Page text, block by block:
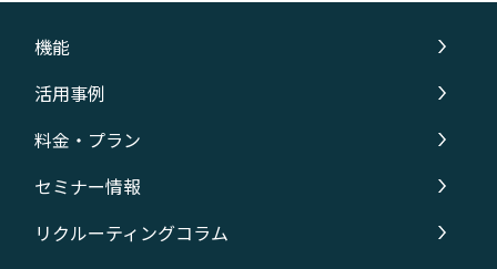
機能
活用事例
料金・プラン
セミナー情報
リクルーティングコラム